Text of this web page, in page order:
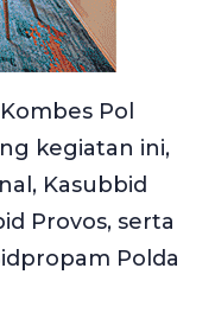
Pol
kegiatan ini,
Kasubbid
Provos, serta
Polda